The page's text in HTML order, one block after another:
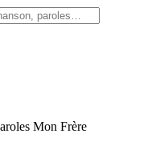
Mon Frère